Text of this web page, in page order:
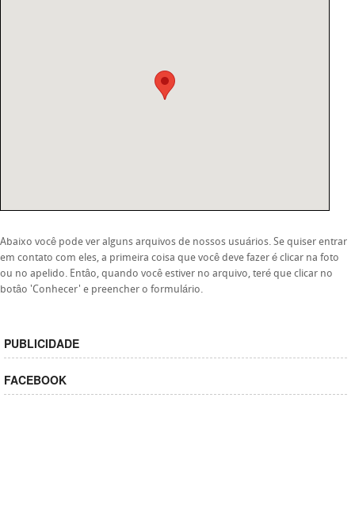
Abaixo você pode ver alguns arquivos de nossos usuários. Se quiser entrar
em contato com eles, a primeira coisa que você deve fazer é clicar na foto
ou no apelido. Entâo, quando você estiver no arquivo, teré que clicar no
botâo 'Conhecer' e preencher o formulário.
PUBLICIDADE
FACEBOOK